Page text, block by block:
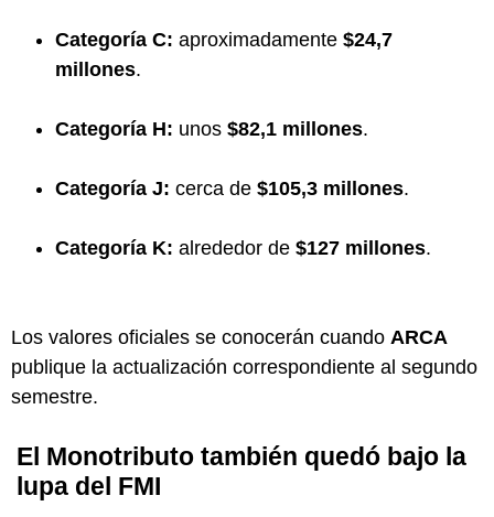
Categoría C: aproximadamente $24,7
millones.
Categoría H: unos $82,1 millones.
Categoría J: cerca de $105,3 millones.
Categoría K: alrededor de $127 millones.
Los valores oficiales se conocerán cuando ARCA
publique la actualización correspondiente al segundo
semestre.
El Monotributo también quedó bajo la
lupa del FMI